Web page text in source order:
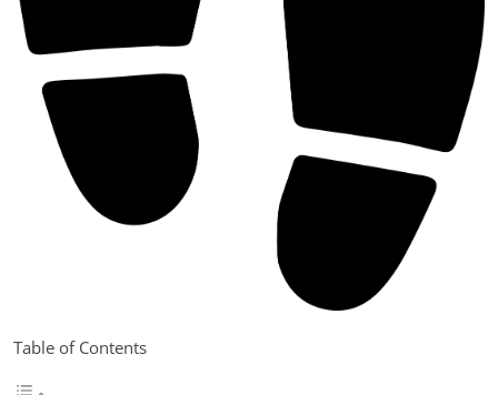
Table of Contents